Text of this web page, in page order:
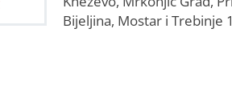
Bijeljina, Mostar i Trebinje